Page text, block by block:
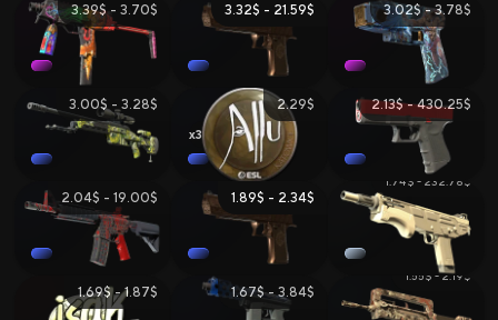
3.39$ - 3.70$ 3.32$ - 21.59$ 3.02$ - 3.78$
3.00$ - 3.28$
3
2.29$ 2.13$ - 430.25$
2.04$ - 19.00$ 1.89$ - 2.34$
1.74$ - 232.78$
1.69$ - 1.87$ 1.67$ - 3.84$
1.55$ - 2.19$